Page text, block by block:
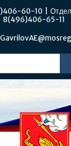
60-10 | Отдел
8(496)406-65-11